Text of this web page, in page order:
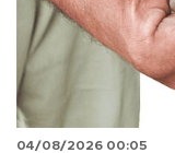
04/08/2026 00:05